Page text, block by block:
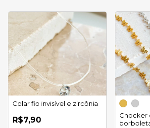
Colar fio invisível e zircônia
R$7,90
Chocker